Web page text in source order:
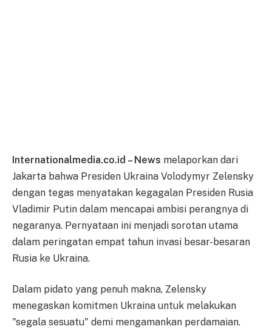
Internationalmedia.co.id – News melaporkan dari
Jakarta bahwa Presiden Ukraina Volodymyr Zelensky
dengan tegas menyatakan kegagalan Presiden Rusia
Vladimir Putin dalam mencapai ambisi perangnya di
negaranya. Pernyataan ini menjadi sorotan utama
dalam peringatan empat tahun invasi besar-besaran
Rusia ke Ukraina.
Dalam pidato yang penuh makna, Zelensky
menegaskan komitmen Ukraina untuk melakukan
"segala sesuatu" demi mengamankan perdamaian.